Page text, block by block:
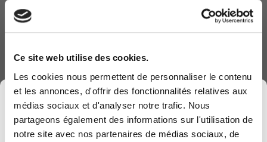
Ce site web utilise des cookies.
Les cookies nous permettent de personnaliser le contenu
et les annonces, d'offrir des fonctionnalités relatives aux
médias sociaux et d'analyser notre trafic. Nous
partageons également des informations sur l'utilisation de
notre site avec nos partenaires de médias sociaux, de
Desktop: présentation
- Quels sont les avantages à migrer votre
infrastructure RDS, VDI ou Citrix ?
- Comment collaborer dans un monde hybride
en toute sécurité